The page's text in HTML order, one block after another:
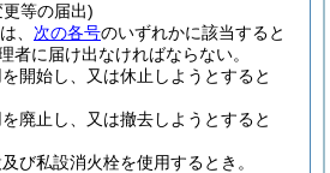
等の届出)
、 次の各号のいずれかに該当すると
者に届け出なければならない。
開始し、又は休止しようとすると
廃止し、又は撤去しようとすると
び私設消火栓を使用するとき。